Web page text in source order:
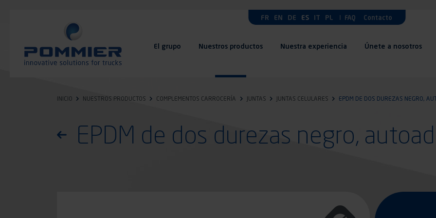
FR EN DE ES IT PL FAQ Contacto
El grupo Nuestros productos Nuestra experiencia Únete a nosotros
INICIO NUESTROS PRODUCTOS COMPLEMENTOS CARROCERÍA JUNTAS JUNTAS CELULARES EPDM DE DOS DUREZAS NEGRO,
Volver a la lista de productos
EPDM de dos durezas negro,